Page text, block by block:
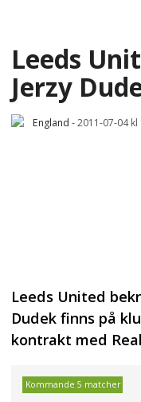
Leeds
Jerzy
England -2011-07-04 kl
Leeds United
Dudek finns på
kontrakt med
Kommande 5 matcher